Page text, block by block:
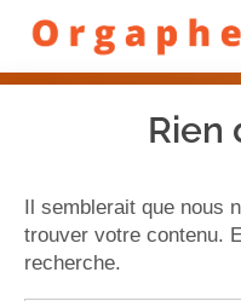
Rien
Il semblerait que nous
trouver votre contenu.
recherche.